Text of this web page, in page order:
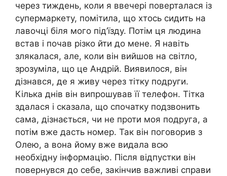
через тиждень, коли я ввечері поверталася із
супермаркету, помітила, що хтось сидить на
лавочці біля мого під’їзду. Потім ця людина
встав і почав різко йти до мене. Я навіть
злякалася, але, коли він вийшов на світло,
зрозуміла, що це Андрій. Виявилося, він
дізнався, де я живу через тітку подруги.
Кілька днів він випрошував її телефон. Тітка
здалася і сказала, що спочатку подзвонить
сама, дізнається, чи не проти моя подруга, а
потім вже дасть номер. Так він поговорив з
Олею, а вона йому вже видала всю
необхідну інформацію. Після відпустки він
повернувся до себе, закінчив важливі справи